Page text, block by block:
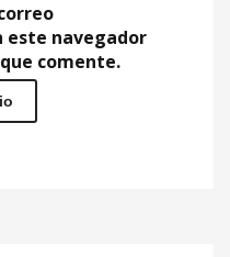
este navegador
comente.